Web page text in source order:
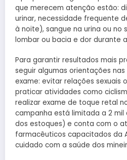
que merecem atenção estão:
urinar, necessidade frequente
à noite), sangue na urina ou no
lombar ou bacia e dor durante
Para garantir resultados mais
seguir algumas orientações
exame: evitar relações sexuais
praticar atividades como
realizar exame de toque retal
campanha está limitada a 2
dos estoques) e conta com o
farmacêuticos capacitados da
cuidado com a saúde dos